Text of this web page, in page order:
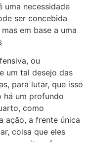
uma necessidade
ser concebida
em base a uma
ou
um tal desejo das
para lutar, que isso
há um profundo
como
ação, a frente única
coisa que eles